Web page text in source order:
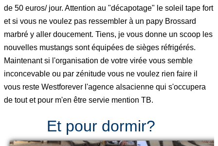
de 50 euros/ jour. Attention au "décapotage" le soleil tape fort
et si vous ne voulez pas ressembler à un papy Brossard
marbré y aller doucement. Tiens, je vous donne un scoop les
nouvelles mustangs sont équipées de sièges réfrigérés.
Maintenant si l'organisation de votre virée vous semble
inconcevable ou par zénitude vous ne voulez rien faire il
vous reste Westforever l'agence alsacienne qui s'occupera
de tout et pour m'en être servie mention TB.
Et pour dormir?